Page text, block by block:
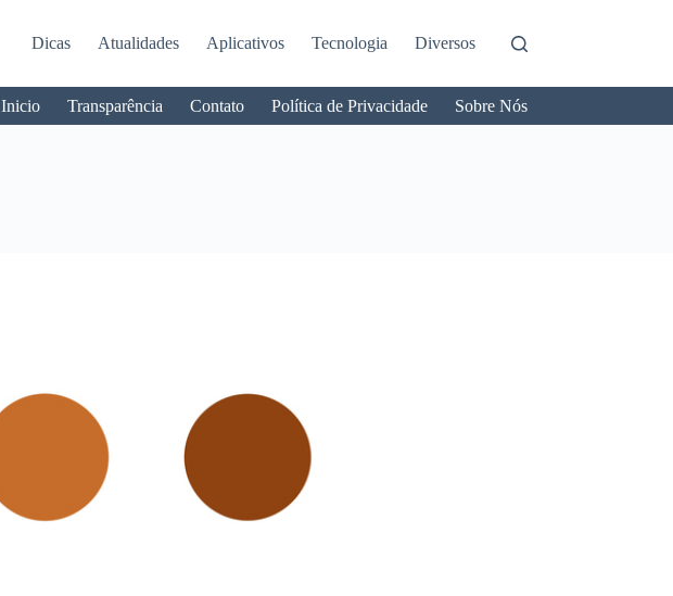
Dicas Atualidades Aplicativos Tecnologia Diversos
Inicio Transparência Contato Política de Privacidade Sobre Nós